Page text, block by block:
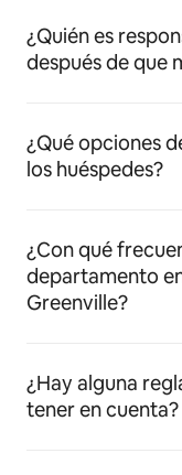
¿Quién es
después de que
¿Qué opciones
los huéspedes?
¿Con qué
departamento
Greenville?
¿Hay alguna
tener en cuenta?